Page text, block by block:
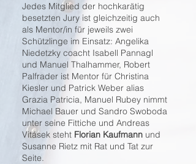
Jedes Mitglied der hochkarätig
besetzten Jury ist gleichzeitig auch
als Mentor/in für jeweils zwei
Schützlinge im Einsatz: Angelika
Niedetzky coacht Isabell Pannagl
und Manuel Thalhammer, Robert
Palfrader ist Mentor für Christina
Kiesler und Patrick Weber alias
Grazia Patricia, Manuel Rubey nimmt
Michael Bauer und Sandro Swoboda
unter seine Fittiche und Andreas
Vitásek steht Florian Kaufmann und
Susanne Rietz mit Rat und Tat zur
Seite.